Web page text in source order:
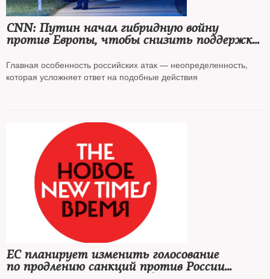
CNN: Путин начал гибридную войну
против Европы, чтобы снизить поддержку
Главная особенность российских атак — неопределенность,
которая усложняет ответ на подобные действия
ЕС планирует изменить голосование
по продлению санкций против России